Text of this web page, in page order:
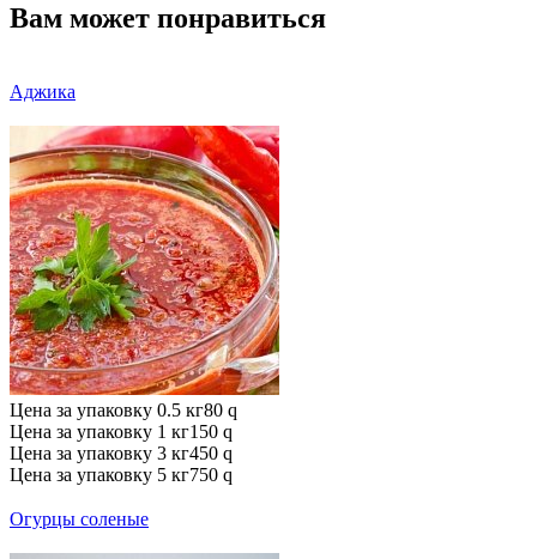
Вам может понравиться
Аджика
Цена за упаковку 0.5 кг80 q
Цена за упаковку 1 кг150 q
Цена за упаковку 3 кг450 q
Цена за упаковку 5 кг750 q
Огурцы соленые